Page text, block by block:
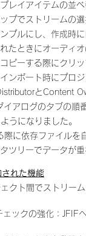
レイアイテムの並
プでストリームの
プルにし、作成時
たときにオーディ
ピーする際にクリ
ンポート時にプロ
とContent
アログのタブの順
うになりました。
に依存ファイルを
ツリーでデータが
れた機能
クト間でストリー
ェックの強化：